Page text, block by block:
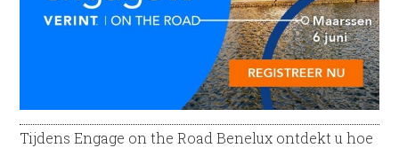
Tijdens Engage on the Road Benelux ontdekt u hoe